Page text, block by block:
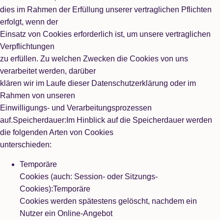
dies im Rahmen der Erfüllung unserer vertraglichen Pflichten
erfolgt, wenn der
Einsatz von Cookies erforderlich ist, um unsere vertraglichen
Verpflichtungen
zu erfüllen. Zu welchen Zwecken die Cookies von uns
verarbeitet werden, darüber
klären wir im Laufe dieser Datenschutzerklärung oder im
Rahmen von unseren
Einwilligungs- und Verarbeitungsprozessen
auf.Speicherdauer:Im Hinblick auf die Speicherdauer werden
die folgenden Arten von Cookies
unterschieden:
Temporäre
Cookies (auch: Session- oder Sitzungs-
Cookies):Temporäre
Cookies werden spätestens gelöscht, nachdem ein
Nutzer ein Online-Angebot